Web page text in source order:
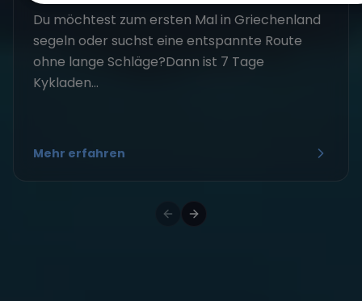
Du möchtest zum ersten Mal in Griechenland
segeln oder suchst eine entspannte Route
ohne lange Schläge?Dann ist 7 Tage
Kykladen...
Mehr erfahren